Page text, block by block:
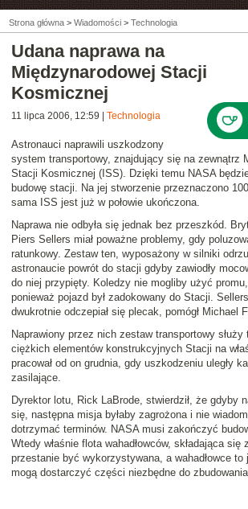
Strona główna > Wiadomości > Technologia
Udana naprawa na
Międzynarodowej Stacji
Kosmicznej
11 lipca 2006, 12:59 Technologia
Astronauci naprawili uszkodzony
system transportowy, znajdujący się na zewnątrz
Stacji Kosmicznej (ISS). Dzięki temu NASA
budowę stacji. Na jej stworzenie przeznaczono
sama ISS jest już w połowie ukończona.
Naprawa nie odbyła się jednak bez przeszkód.
Piers Sellers miał poważne problemy, gdy
ratunkowy. Zestaw ten, wyposażony w silniki
astronaucie powrót do stacji gdyby zawiodły
do niej przypięty. Koledzy nie mogliby użyć
ponieważ pojazd był zadokowany do Stacji.
dwukrotnie odczepiał się plecak, pomógł Michael
Naprawiony przez nich zestaw transportowy
ciężkich elementów konstrukcyjnych Stacji na
pracował od on grudnia, gdy uszkodzeniu uległy
zasilające.
Dyrektor lotu, Rick LaBrode, stwierdził, że gdyby
się, następna misja byłaby zagrożona i nie
dotrzymać terminów. NASA musi zakończyć
Wtedy właśnie flota wahadłowców, składająca
przestanie być wykorzystywana, a wahadłowce
mogą dostarczyć części niezbędne do